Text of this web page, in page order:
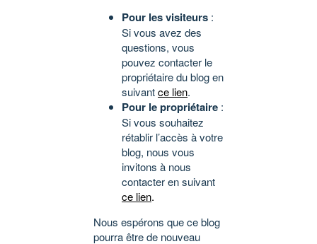
Pour les visiteurs :
Si vous avez des
questions, vous
pouvez contacter le
propriétaire du blog en
suivantce lien.
Pour le propriétaire :
Si vous souhaitez
rétablir l’accès à votre
blog, nous vous
invitons à nous
contacter en suivant
ce lien.
Nous espérons que ce blog
pourra être de nouveau